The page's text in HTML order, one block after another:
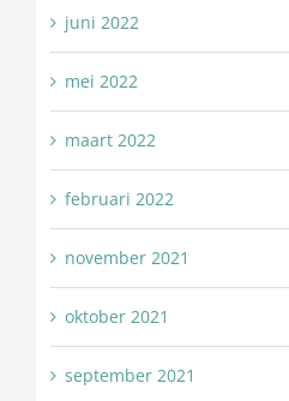
juni 2022
mei 2022
maart 2022
februari 2022
november 2021
oktober 2021
september 2021